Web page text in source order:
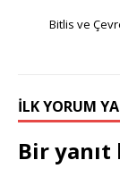
Bitlis ve
İLK YORUM
Bir yanıt